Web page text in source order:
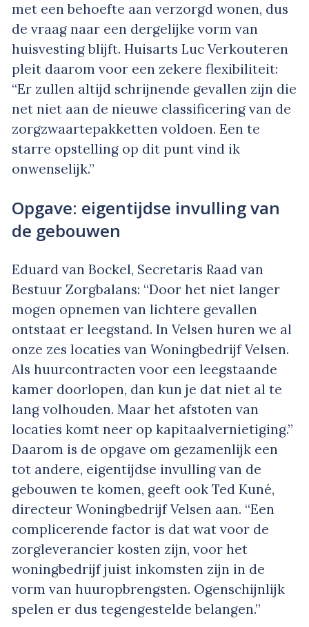
met een behoefte aan verzorgd wonen, dus
de vraag naar een dergelijke vorm van
huisvesting blijft. Huisarts Luc Verkouteren
pleit daarom voor een zekere flexibiliteit:
“Er zullen altijd schrijnende gevallen zijn die
net niet aan de nieuwe classificering van de
zorgzwaartepakketten voldoen. Een te
starre opstelling op dit punt vind ik
onwenselijk.”
Opgave: eigentijdse invulling van
de gebouwen
Eduard van Bockel, Secretaris Raad van
Bestuur Zorgbalans: “Door het niet langer
mogen opnemen van lichtere gevallen
ontstaat er leegstand. In Velsen huren we al
onze zes locaties van Woningbedrijf Velsen.
Als huurcontracten voor een leegstaande
kamer doorlopen, dan kun je dat niet al te
lang volhouden. Maar het afstoten van
locaties komt neer op kapitaalvernietiging.”
Daarom is de opgave om gezamenlijk een
tot andere, eigentijdse invulling van de
gebouwen te komen, geeft ook Ted Kuné,
directeur Woningbedrijf Velsen aan. “Een
complicerende factor is dat wat voor de
zorgleverancier kosten zijn, voor het
woningbedrijf juist inkomsten zijn in de
vorm van huuropbrengsten. Ogenschijnlijk
spelen er dus tegengestelde belangen.”